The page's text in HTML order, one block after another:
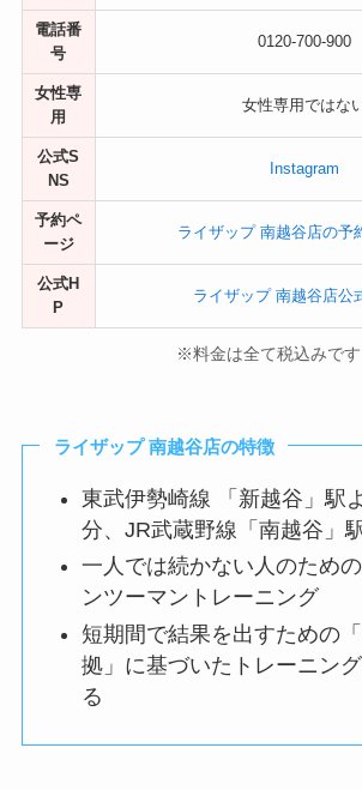
電話番
号
0120-700-900
女性専
用
女性専用ではな
公式S
NS
Instagram
予約ペ
ージ
ライザップ 南越谷店の予
公式H
P
ライザップ 南越谷店公
※料金は全て税込みです
ライザップ 南越谷店の特徴
東武伊勢崎線 「新越谷」駅
分、JR武蔵野線「南越谷」
一人では続かない人のため
ンツーマントレーニング
短期間で結果を出すための
拠」に基づいたトレーニン
る